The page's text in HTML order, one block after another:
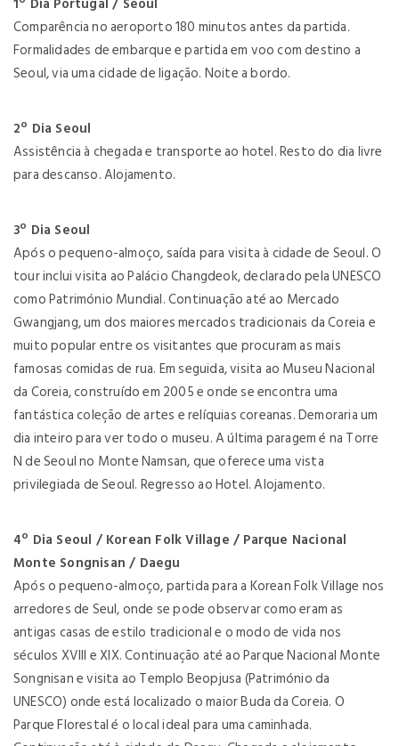
Comparência no aeroporto 180 minutos antes da partida.
Formalidades de embarque e partida em voo com destino a
Seoul, via uma cidade de ligação. Noite a bordo.
2º Dia Seoul
Assistência à chegada e transporte ao hotel. Resto do dia livre
para descanso. Alojamento.
3º Dia Seoul
Após o pequeno-almoço, saída para visita à cidade de Seoul. O
tour inclui visita ao Palácio Changdeok, declarado pela UNESCO
como Património Mundial. Continuação até ao Mercado
Gwangjang, um dos maiores mercados tradicionais da Coreia e
muito popular entre os visitantes que procuram as mais
famosas comidas de rua. Em seguida, visita ao Museu Nacional
da Coreia, construído em 2005 e onde se encontra uma
fantástica coleção de artes e relíquias coreanas. Demoraria um
dia inteiro para ver todo o museu. A última paragem é na Torre
N de Seoul no Monte Namsan, que oferece uma vista
privilegiada de Seoul. Regresso ao Hotel. Alojamento.
4º Dia Seoul / Korean Folk Village / Parque Nacional
Monte Songnisan / Daegu
Após o pequeno-almoço, partida para a Korean Folk Village nos
arredores de Seul, onde se pode observar como eram as
antigas casas de estilo tradicional e o modo de vida nos
séculos XVIII e XIX. Continuação até ao Parque Nacional Monte
Songnisan e visita ao Templo Beopjusa (Património da
UNESCO) onde está localizado o maior Buda da Coreia. O
Parque Florestal é o local ideal para uma caminhada.